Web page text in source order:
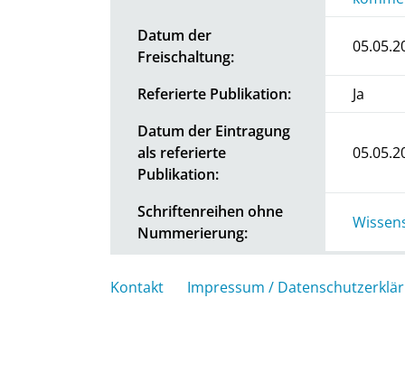
Datum der
Freischaltung:
Referierte Publikation:
Ja
Datum der Eintragung
als referierte
Publikation:
Schriftenreihen ohne
Nummerierung:
Kontakt Impressum /